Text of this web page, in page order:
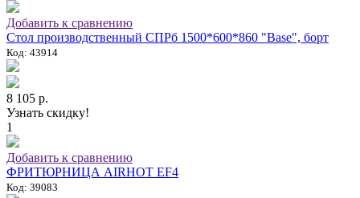
Добавить к сравнению
Стол производственный СПРб 1500*600*860 "Base", борт
Код: 43914
8 105 р.
Узнать скидку!
1
Добавить к сравнению
ФРИТЮРНИЦА AIRHOT EF4
Код: 39083